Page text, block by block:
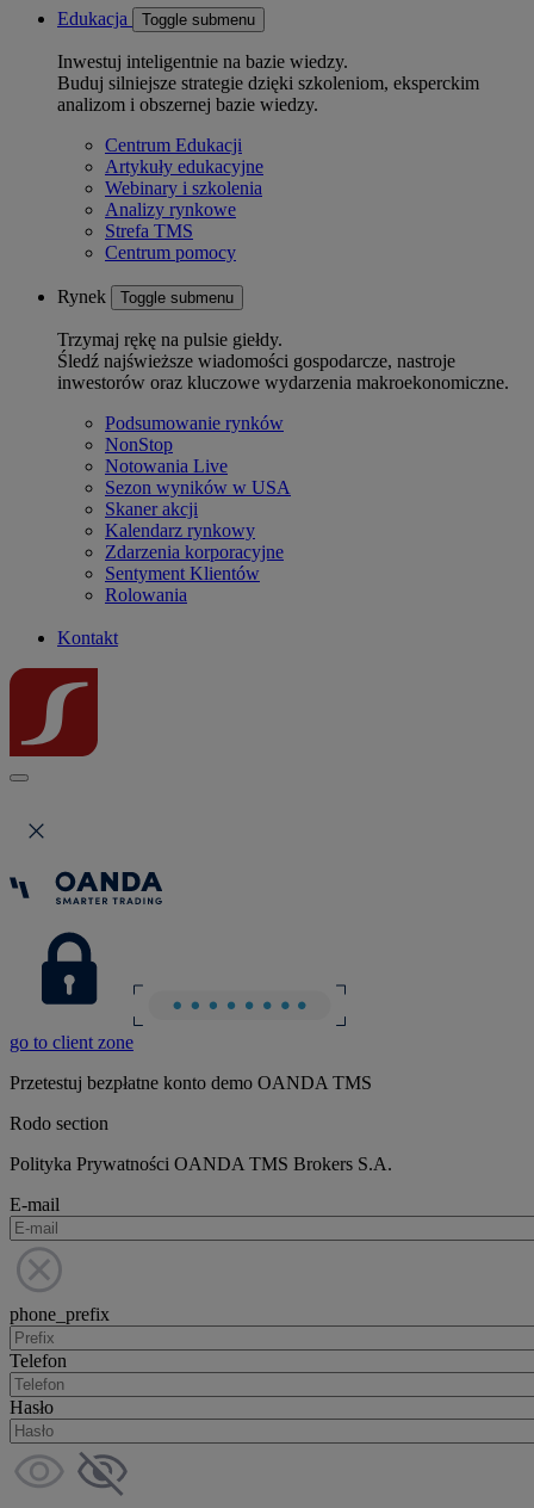
Edukacja Toggle submenu
Inwestuj inteligentnie na bazie wiedzy.
Buduj silniejsze strategie dzięki szkoleniom, eksperckim
analizom i obszernej bazie wiedzy.
Centrum Edukacji
Artykuły edukacyjne
Webinary i szkolenia
Analizy rynkowe
Strefa TMS
Centrum pomocy
Rynek Toggle submenu
Trzymaj rękę na pulsie giełdy.
Śledź najświeższe wiadomości gospodarcze, nastroje
inwestorów oraz kluczowe wydarzenia makroekonomiczne.
Podsumowanie rynków
NonStop
Notowania Live
Sezon wyników w USA
Skaner akcji
Kalendarz rynkowy
Zdarzenia korporacyjne
Sentyment Klientów
Rolowania
Kontakt
go to client zone
Przetestuj bezpłatne konto demo OANDA TMS
Rodo section
Polityka Prywatności OANDA TMS Brokers S.A.
E-mail
phone_prefix
Telefon
Hasło